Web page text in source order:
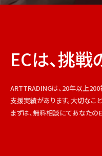
ECは、挑戦
ARTTRADINGは、20年以上200
支援実績があります。大切なこと
まずは、無料相談にてあなたの